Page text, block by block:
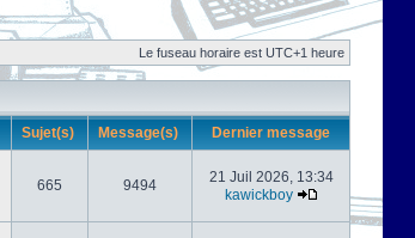
Le fuseau horaire est UTC+1 heure
Sujet(s) Message(s) Dernier message
665 9494
21 Juil 2026, 13:34
kawickboy